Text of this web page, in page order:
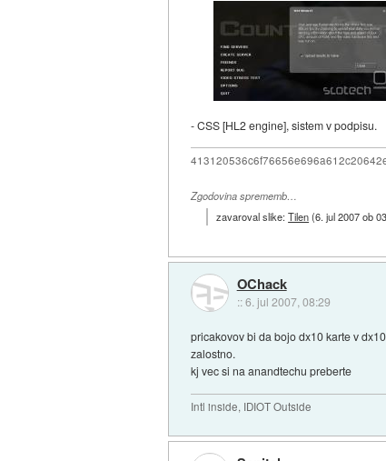
- CSS [HL2 engine], sistem v podpisu.
Zgodovina sprememb…
zavaroval slike:Tilen(6. jul 2007 ob
OChack
::6. jul 2007, 08:29
pricakovov bi da bojo dx10 karte v
zalostno.
kj vec si na anandtechu preberte
Intl inside, IDIOT Outside